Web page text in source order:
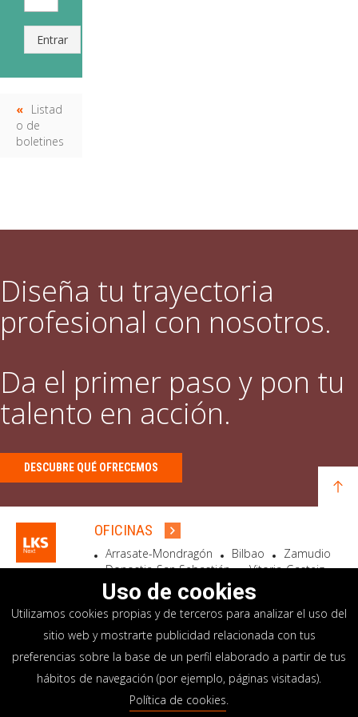
Entrar
Listad
o de
boletines
Diseña tu trayectoria
profesional con nosotros.
Da el primer paso y pon tu
talento en acción.
DESCUBRE QUÉ OFRECEMOS
OFICINAS
Arrasate-Mondragón Bilbao
Zamudio
Donostia-San Sebastián
Vitoria-Gasteiz
Madrid
El Astillero Bidart
SEDE SOCIAL
Goiru, 7 Arrasate-Mondragón
CP 20500 GIPUZKOA – SPAIN
+34 900 84 14 14
info@lksnext.com
Uso de cookies
Utilizamos cookies propias y de terceros para analizar el uso del
sitio web y mostrarte publicidad relacionada con tus
preferencias sobre la base de un perfil elaborado a partir de tus
hábitos de navegación (por ejemplo, páginas visitadas).
Política de cookies.